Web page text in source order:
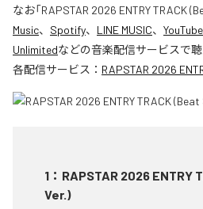
なお「RAPSTAR 2026 ENTRY TRACK
Music、 Spotify、 LINE MUSIC、
Unlimitedなどの音楽配信サービスで聴
各配信サービス： RAPSTAR 2026
1 ： RAPSTAR 2026 ENTRY
Ver.)